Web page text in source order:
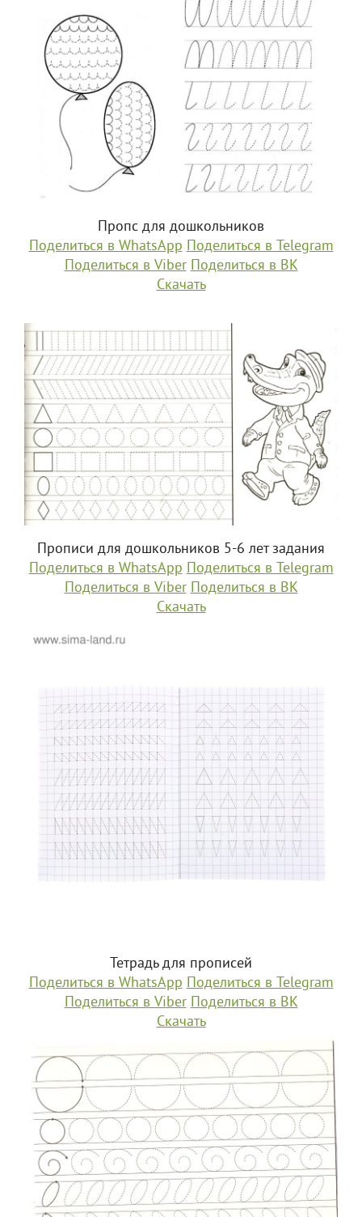
Пропс для дошкольников
Поделиться в WhatsApp Поделиться в Telegram
Поделиться в Viber Поделиться в ВК
Скачать
Прописи для дошкольников 5-6 лет задания
Поделиться в WhatsApp Поделиться в Telegram
Поделиться в Viber Поделиться в ВК
Скачать
Тетрадь для прописей
Поделиться в WhatsApp Поделиться в Telegram
Поделиться в Viber Поделиться в ВК
Скачать